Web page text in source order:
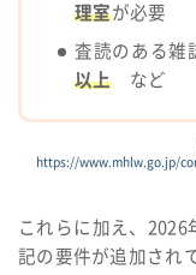
理室が必要
査読のある雑
以上など
https://www.mhlw.go.jp/
これらに加え、
記の要件が追加され